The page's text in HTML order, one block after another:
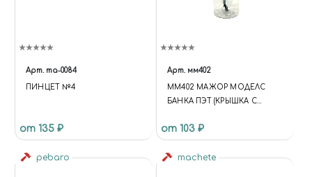
Арт. ma-0084
ПИНЦЕТ №4
от 135 ₽
Арт. мм402
ММ402 МАЖОР МОДЕЛС
БАНКА ПЭТ (КРЫШКА С
от 103 ₽
pebaro machete